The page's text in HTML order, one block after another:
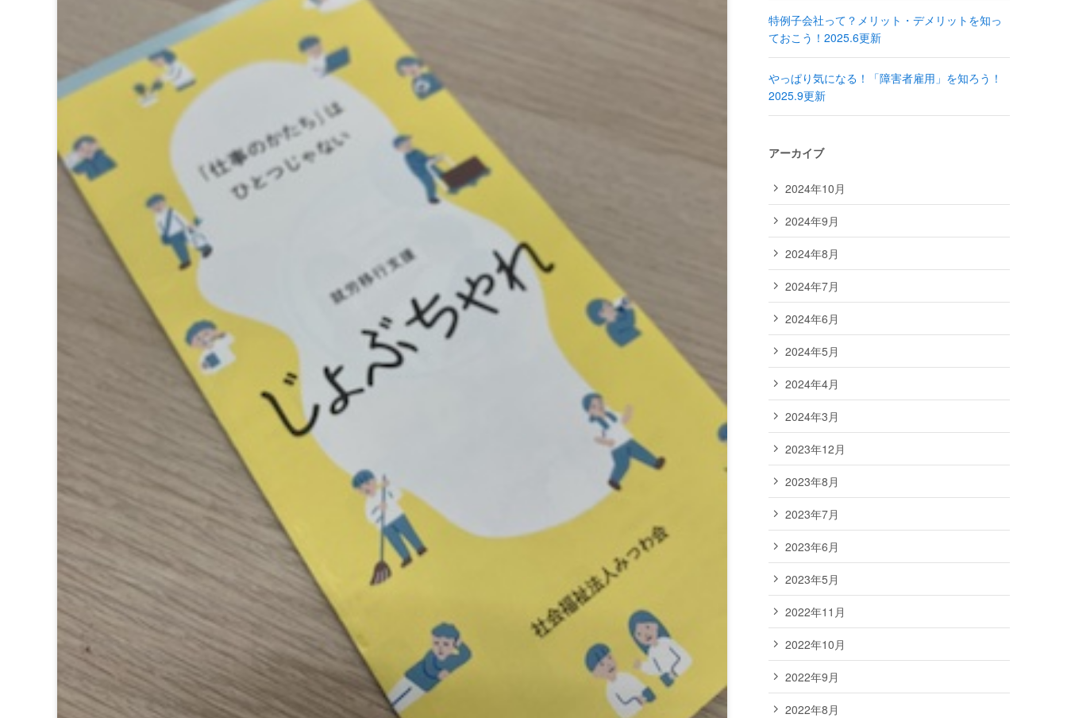
特例子会社って？メリット・デメリットを知っ
ておこう！2025.6更新
やっぱり気になる！「障害者雇用」を知ろう！
2025.9更新
アーカイブ
2024年10月
2024年9月
2024年8月
2024年7月
2024年6月
2024年5月
2024年4月
2024年3月
2023年12月
2023年8月
2023年7月
2023年6月
2023年5月
2022年11月
2022年10月
2022年9月
2022年8月